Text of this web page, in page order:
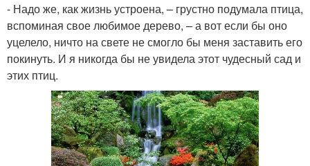
- Надо же, как жизнь устроена, – грустно подумала птица,
вспоминая свое любимое дерево, – а вот если бы оно
уцелело, ничто на свете не смогло бы меня заставить его
покинуть. И я никогда бы не увидела этот чудесный сад и
этих птиц.